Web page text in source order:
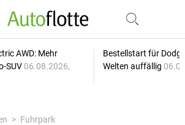
AWD: Mehr
SUV 06.08.2026,
Bestellstart für
Welten auffällig
Fuhrpark